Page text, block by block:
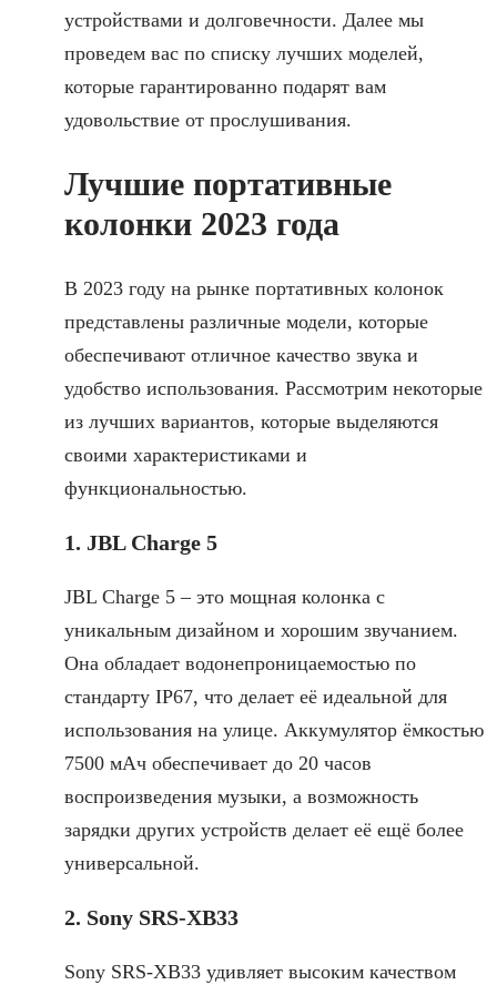
устройствами и долговечности. Далее мы
проведем вас по списку лучших моделей,
которые гарантированно подарят вам
удовольствие от прослушивания.
Лучшие портативные
колонки 2023 года
В 2023 году на рынке портативных колонок
представлены различные модели, которые
обеспечивают отличное качество звука и
удобство использования. Рассмотрим некоторые
из лучших вариантов, которые выделяются
своими характеристиками и
функциональностью.
1. JBL Charge 5
JBL Charge 5 – это мощная колонка с
уникальным дизайном и хорошим звучанием.
Она обладает водонепроницаемостью по
стандарту IP67, что делает её идеальной для
использования на улице. Аккумулятор ёмкостью
7500 мАч обеспечивает до 20 часов
воспроизведения музыки, а возможность
зарядки других устройств делает её ещё более
универсальной.
2. Sony SRS-XB33
Sony SRS-XB33 удивляет высоким качеством